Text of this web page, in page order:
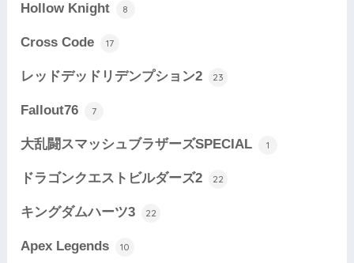
Hollow Knight 8
Cross Code 17
レッドデッドリデンプション2 23
Fallout76 7
大乱闘スマッシュブラザーズSPECIAL 1
ドラゴンクエストビルダーズ2 22
キングダムハーツ3 22
Apex Legends 10